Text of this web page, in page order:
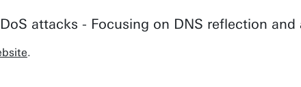
attacks - Focusing on DNS reflection
.